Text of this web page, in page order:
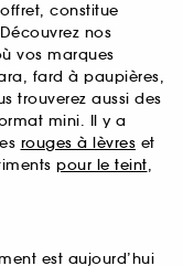
constitue
nos
vos marques
fard à paupières,
trouverez aussi des
mini. Il y a
rouges à lèvres et
pour le teint,
est aujourd’hui